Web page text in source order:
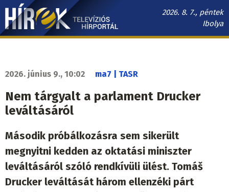
Ugrás
tartalomra
2026. 8. 7., péntek
Ibolya
Hírek.sk
navigáció
2026. június 9., 10:02 ma7 | TASR
Nem tárgyalt a parlament Drucker
leváltásáról
Második próbálkozásra sem sikerült
megnyitni kedden az oktatási miniszter
leváltásáról szóló rendkívüli ülést. Tomáš
Drucker leváltását három ellenzéki párt